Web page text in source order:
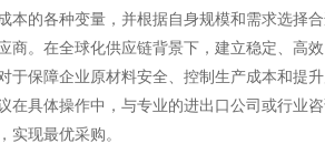
本的各种变量，并根据自身规模和需求选择
商。在全球化供应链背景下，建立稳定、高
于保障企业原材料安全、控制生产成本和提
在具体操作中，与专业的进出口公司或行业
实现最优采购。